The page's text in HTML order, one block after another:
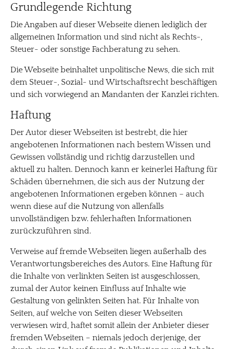
Grundlegende Richtung
Die Angaben auf dieser Webseite dienen lediglich der
allgemeinen Information und sind nicht als Rechts-,
Steuer- oder sonstige Fachberatung zu sehen.
Die Webseite beinhaltet unpolitische News, die sich mit
dem Steuer-, Sozial- und Wirtschaftsrecht beschäftigen
und sich vorwiegend an Mandanten der Kanzlei richten.
Haftung
Der Autor dieser Webseiten ist bestrebt, die hier
angebotenen Informationen nach bestem Wissen und
Gewissen vollständig und richtig darzustellen und
aktuell zu halten. Dennoch kann er keinerlei Haftung für
Schäden übernehmen, die sich aus der Nutzung der
angebotenen Informationen ergeben können – auch
wenn diese auf die Nutzung von allenfalls
unvollständigen bzw. fehlerhaften Informationen
zurückzuführen sind.
Verweise auf fremde Webseiten liegen außerhalb des
Verantwortungsbereiches des Autors. Eine Haftung für
die Inhalte von verlinkten Seiten ist ausgeschlossen,
zumal der Autor keinen Einfluss auf Inhalte wie
Gestaltung von gelinkten Seiten hat. Für Inhalte von
Seiten, auf welche von Seiten dieser Webseiten
verwiesen wird, haftet somit allein der Anbieter dieser
fremden Webseiten – niemals jedoch derjenige, der